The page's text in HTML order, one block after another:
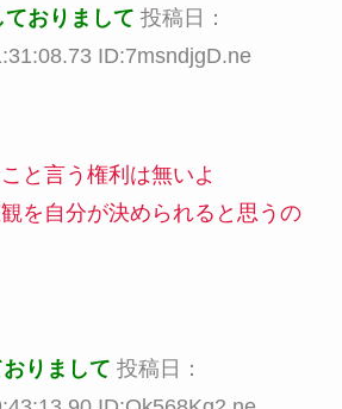
おりまして 投稿日：
ID:7msndjgD.ne
と言う権利は無いよ
を自分が決められると思うの
りまして 投稿日：